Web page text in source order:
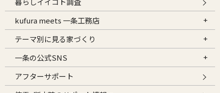
kufura meets 一条工務店
テーマ別に見る家づくり
一条の公式SNS
アフターサポート